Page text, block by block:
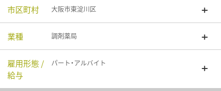
市区町村 大阪市東淀川区
業種 調剤薬局
雇用形態 /
給与
パート・アルバイト